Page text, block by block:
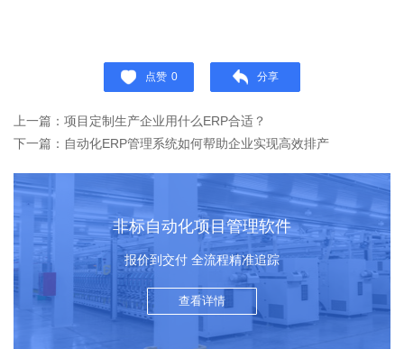
点赞 0 分享
上一篇：项目定制生产企业用什么ERP合适？
下一篇：自动化ERP管理系统如何帮助企业实现高效排产
非标自动化项目管理软件
报价到交付 全流程精准追踪
查看详情